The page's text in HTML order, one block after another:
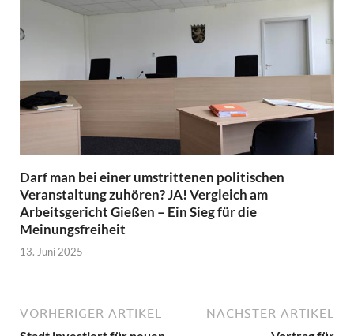
Darf man bei einer umstrittenen politischen
Veranstaltung zuhören? JA! Vergleich am
Arbeitsgericht Gießen – Ein Sieg für die
Meinungsfreiheit
13. Juni 2025
VORHERIGER ARTIKEL NÄCHSTER ARTIKEL